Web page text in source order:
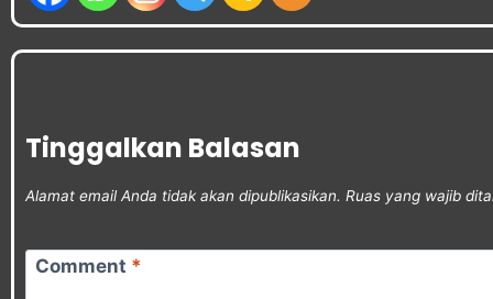
Tinggalkan Balasan
Alamat email Anda tidak akan dipublikasikan. Ruas yang wajib
Comment *